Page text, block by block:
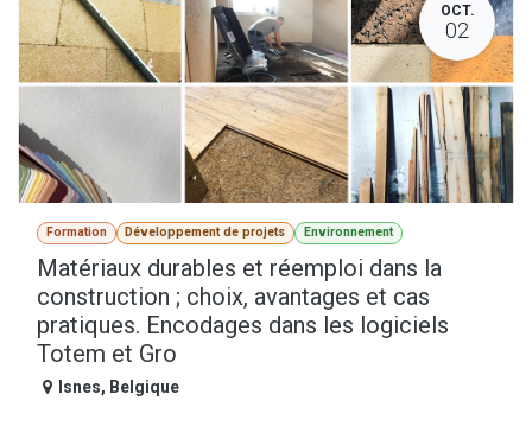
OCT.
02
Formation Développement de projets Environnement
Matériaux durables et réemploi dans la
construction ; choix, avantages et cas
pratiques. Encodages dans les logiciels
Totem et Gro
Isnes, Belgique